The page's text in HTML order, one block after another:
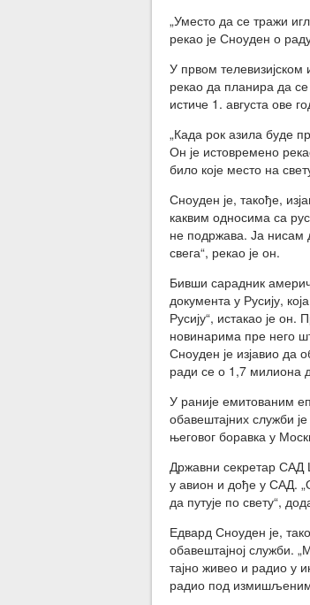
„Уместо да се тражи
рекао је Сноуден о
У првом телевизијском
рекао да планира да
истиче 1. августа ове
„Када рок азила буде
Он је истовремено
било које место на
Сноуден је, такође,
каквим односима са
не подржава. Ја нисам
свега“, рекао је он.
Бивши сарадник
документа у Русију,
Русију“, истакао је
новинарима пре него
Сноуден је изјавио да
ради се о 1,7 милиона
У раније емитованим
обавештајних служби
његовог боравка у
Државни секретар САД
у авион и дође у САД.
да путује по свету“,
Едвард Сноуден је,
обавештајној служби.
тајно живео и радио у
радио под